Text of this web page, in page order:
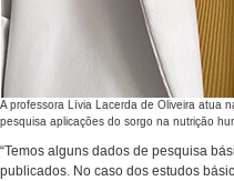
A professora Lívia Lacerda de Oliveira atua
pesquisa aplicações do sorgo na nutrição
“Temos alguns dados de pesquisa
publicados. No caso dos estudos